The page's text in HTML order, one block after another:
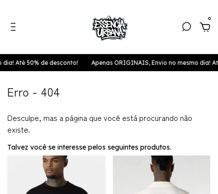
0
Até 50% de desconto! Apenas ORIGINAIS, Envio no mesmo dia!
Erro - 404
Desculpe, mas a página que você está procurando não
existe.
Talvez você se interesse pelos seguintes produtos.